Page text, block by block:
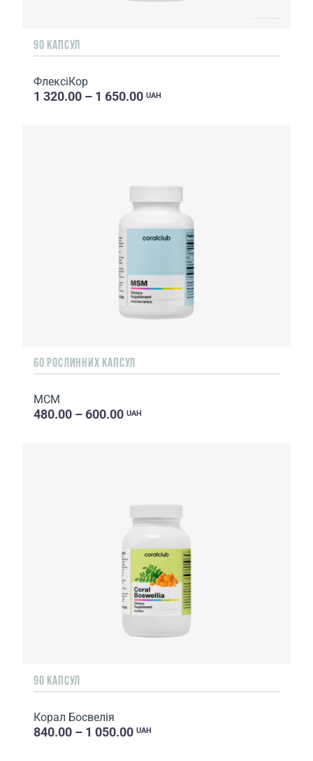
90 КАПСУЛ
ФлексіКор
1 320.00 – 1 650.00 UAH
60 РОСЛИННИХ КАПСУЛ
МСM
480.00 – 600.00 UAH
90 КАПСУЛ
Корал Босвелія
840.00 – 1 050.00 UAH